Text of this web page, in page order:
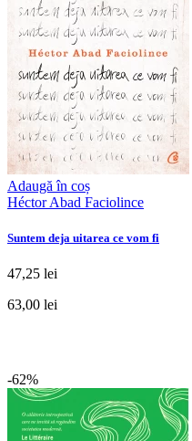
Adaugă în coș
Héctor Abad Faciolince
Suntem deja uitarea ce vom fi
47,25 lei
63,00 lei
-62%